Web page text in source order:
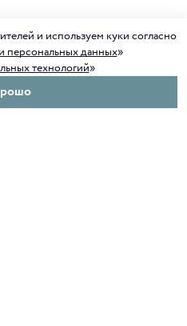
и используем куки согласно
персональных данных»
технологий»